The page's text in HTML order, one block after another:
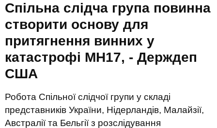
Спільна слідча група повинна
створити основу для
притягнення винних у
катастрофі MH17, - Держдеп
США
Робота Спільної слідчої групи у складі
представників України, Нідерландів, Малайзії,
Австралії та Бельгії з розслідування